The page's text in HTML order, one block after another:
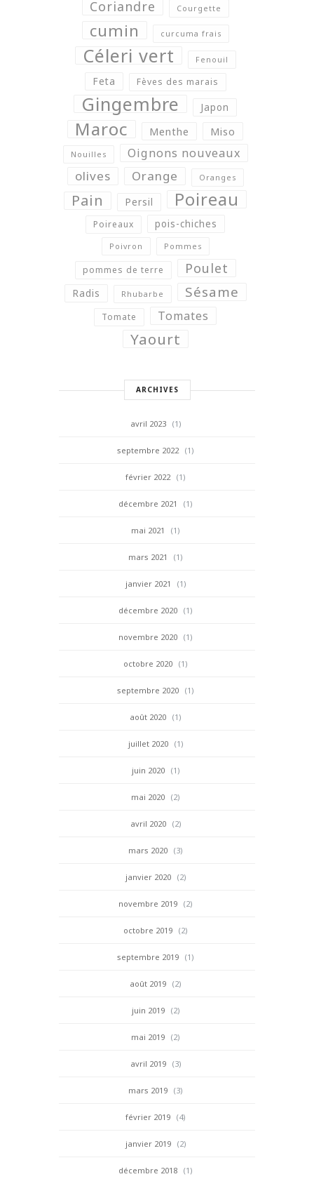
Coriandre Courgette
cumin curcuma frais
Céleri vert Fenouil
Feta Fèves des marais
Gingembre Japon
Maroc Menthe Miso
Nouilles Oignons nouveaux
olives Orange Oranges
Pain Persil Poireau
Poireaux pois-chiches
Poivron Pommes
pommes de terre Poulet
Radis Rhubarbe Sésame
Tomate Tomates
Yaourt
ARCHIVES
avril 2023 (1)
septembre 2022 (1)
février 2022 (1)
décembre 2021 (1)
mai 2021 (1)
mars 2021 (1)
janvier 2021 (1)
décembre 2020 (1)
novembre 2020 (1)
octobre 2020 (1)
septembre 2020 (1)
août 2020 (1)
juillet 2020 (1)
juin 2020 (1)
mai 2020 (2)
avril 2020 (2)
mars 2020 (3)
janvier 2020 (2)
novembre 2019 (2)
octobre 2019 (2)
septembre 2019 (1)
août 2019 (2)
juin 2019 (2)
mai 2019 (2)
avril 2019 (3)
mars 2019 (3)
février 2019 (4)
janvier 2019 (2)
décembre 2018 (1)